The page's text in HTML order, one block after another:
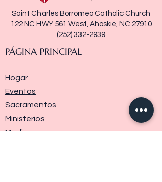
Saint Charles Borromeo Catholic Church
122 NC HWY 561 West, Ahoskie, NC 27910
(252) 332-2939
PÁGINA PRINCIPAL
Hogar
Eventos
Sacramentos
Ministerios
Media